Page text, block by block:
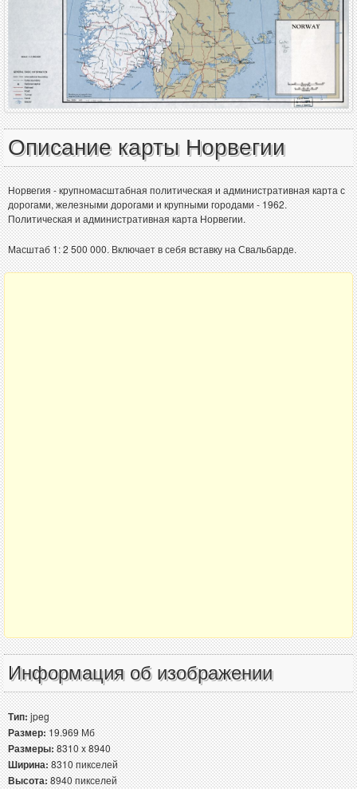
Описание карты Норвегии
Норвегия - крупномасштабная политическая и административная карта с
дорогами, железными дорогами и крупными городами - 1962.
Политическая и административная карта Норвегии.
Масштаб 1: 2 500 000. Включает в себя вставку на Свальбарде.
Информация об изображении
Тип:jpeg
Размер:19.969 Мб
Размеры:8310 x 8940
Ширина:8310 пикселей
Высота:8940 пикселей